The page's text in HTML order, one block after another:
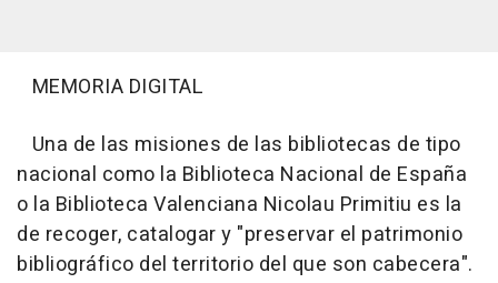
MEMORIA DIGITAL
Una de las misiones de las bibliotecas de tipo
nacional como la Biblioteca Nacional de España
o la Biblioteca Valenciana Nicolau Primitiu es la
de recoger, catalogar y "preservar el patrimonio
bibliográfico del territorio del que son cabecera".